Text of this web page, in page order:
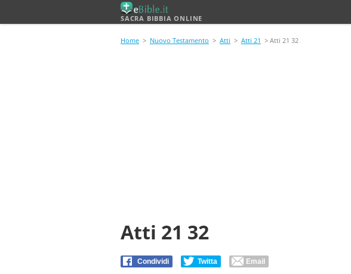
SACRA BIBBIA ONLINE
Home > Nuovo Testamento > Atti > Atti 21 > Atti 21 32
Atti 21 32
Condividi Twitta Email